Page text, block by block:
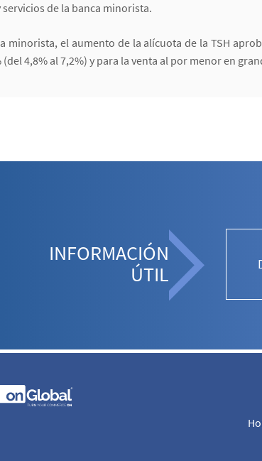
de la banca minorista.
minorista, el aumento de la alícuota de la TSH
(del 4,8% al 7,2%) y para la venta al por menor en
INFORMACIÓN
ÚTIL